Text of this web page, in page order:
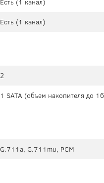
Есть (1 канал)
Есть (1 канал)
2
1 SATA (объем накопителя до
G.711a, G.711mu, PCM